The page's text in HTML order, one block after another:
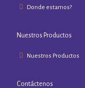
Donde estamos?
Nuestros Productos
Nuestros Productos
Contáctenos